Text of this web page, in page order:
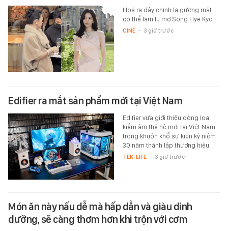
Hoá ra đây chính là gương mặt
có thể làm lu mờ Song Hye Kyo.
CINE - 3 giờ trước
Edifier ra mắt sản phẩm mới tại Việt Nam
Edifier vừa giới thiệu dòng loa
kiểm âm thế hệ mới tại Việt Nam
trong khuôn khổ sự kiện kỷ niệm
30 năm thành lập thương hiệu.
TEK-LIFE - 3 giờ trước
Món ăn này nấu dễ mà hấp dẫn và giàu dinh
dưỡng, sẽ càng thơm hơn khi trộn với cơm